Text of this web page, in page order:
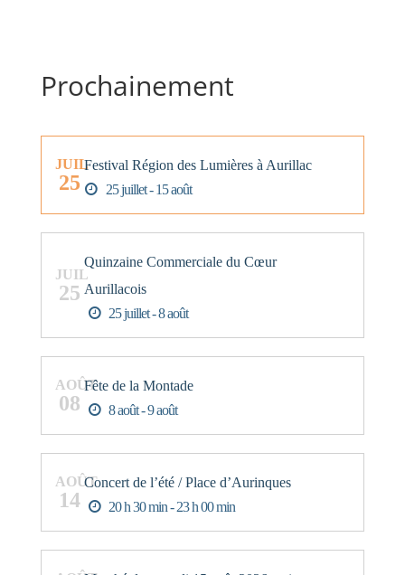
Prochainement
JUIL
25
Festival Région des Lumières à Aurillac
25 juillet - 15 août
JUIL
25
Quinzaine Commerciale du Cœur
Aurillacois
25 juillet - 8 août
AOÛT
08
Fête de la Montade
8 août - 9 août
AOÛT
14
Concert de l’été / Place d’Aurinques
20 h 30 min - 23 h 00 min